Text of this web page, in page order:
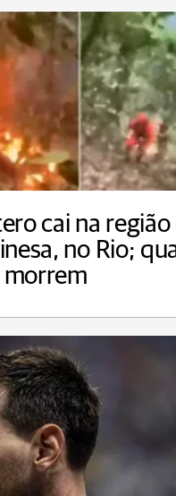
cai na região
no Rio;
morrem